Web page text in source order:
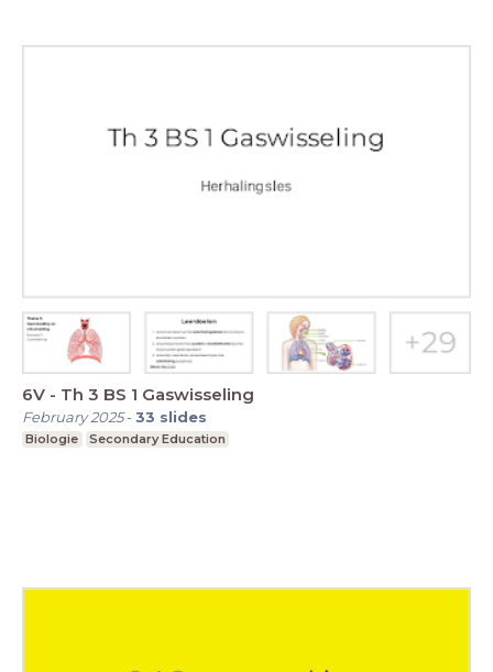
6V - Th 3 BS 1 Gaswisseling
February 2025-33 slides
Biologie Secondary Education